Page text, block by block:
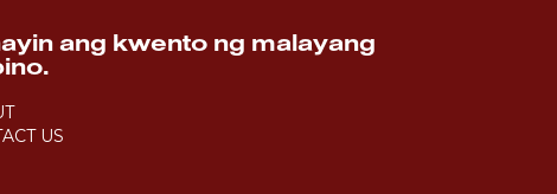
ang kwento ng malayang
US